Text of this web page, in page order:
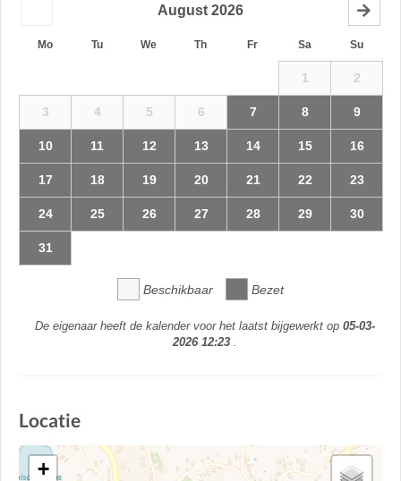
August 2026
Mo Tu We Th Fr Sa Su
1 2
3 4 5 6 7 8 9
10 11 12 13 14 15 16
17 18 19 20 21 22 23
24 25 26 27 28 29 30
31
Beschikbaar Bezet
De eigenaar heeft de kalender voor het laatst bijgewerkt op 05-03-
2026 12:23 .
Locatie
+